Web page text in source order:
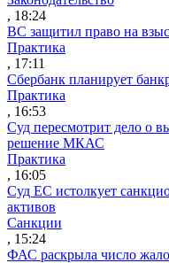
, 18:24
ВС защитил право на
Практика
, 17:11
Сбербанк планирует
Практика
, 16:53
Суд пересмотрит дело о
решение МКАС
Практика
, 16:05
Суд ЕС истолкует
активов
Санкции
, 15:24
ФАС раскрыла число